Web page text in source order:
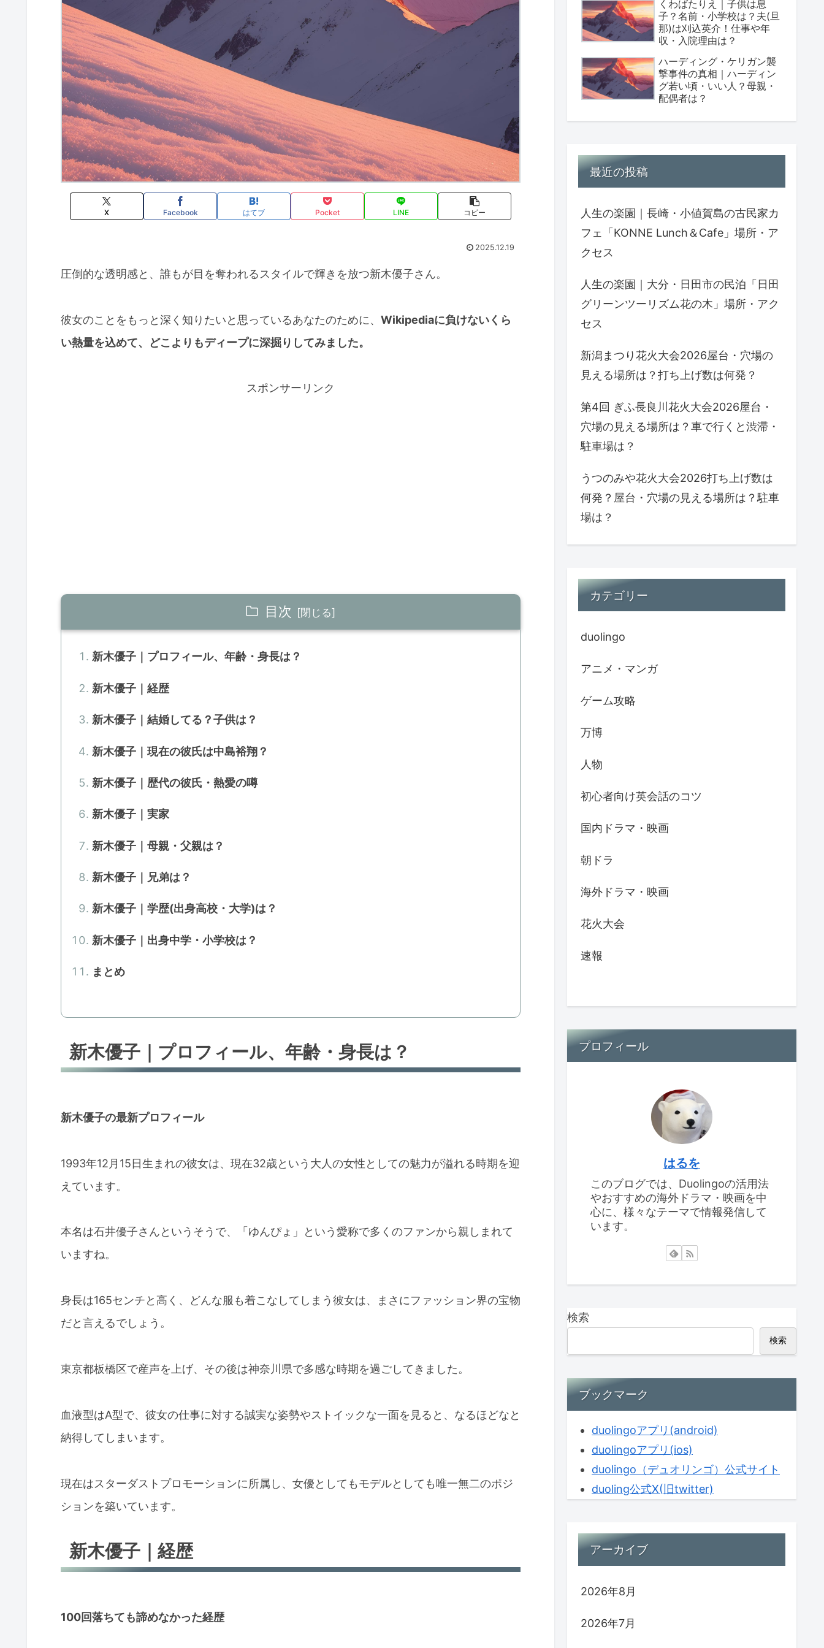
X Facebook はてブ Pocket LINE コピー
2025.12.19
圧倒的な透明感と、誰もが目を奪われるスタイルで輝きを放つ新木優子さん。
彼女のことをもっと深く知りたいと思っているあなたのために、 Wikipediaに負けないくら
い熱量を込めて、どこよりもディープに深掘りしてみました。
スポンサーリンク
目次
新木優子｜プロフィール、年齢・身長は？
新木優子｜経歴
新木優子｜結婚してる？子供は？
新木優子｜現在の彼氏は中島裕翔？
新木優子｜歴代の彼氏・熱愛の噂
新木優子｜実家
新木優子｜母親・父親は？
新木優子｜兄弟は？
新木優子｜学歴(出身高校・大学)は？
新木優子｜出身中学・小学校は？
まとめ
新木優子｜プロフィール、年齢・身長は？
新木優子の最新プロフィール
1993年12月15日生まれの彼女は、現在32歳という大人の女性としての魅力が溢れる時期を迎
えています。
本名は石井優子さんというそうで、「ゆんぴょ」という愛称で多くのファンから親しまれて
いますね。
身長は165センチと高く、どんな服も着こなしてしまう彼女は、まさにファッション界の宝物
だと言えるでしょう。
東京都板橋区で産声を上げ、その後は神奈川県で多感な時期を過ごしてきました。
血液型はA型で、彼女の仕事に対する誠実な姿勢やストイックな一面を見ると、なるほどなと
納得してしまいます。
現在はスターダストプロモーションに所属し、女優としてもモデルとしても唯一無二のポジ
ションを築いています。
新木優子｜経歴
100回落ちても諦めなかった経歴
くわばたりえ｜子供は息
子？名前・小学校は？夫(旦
那)は刈込英介！仕事や年
収・入院理由は？
ハーディング・ケリガン襲
撃事件の真相｜ハーディン
グ若い頃・いい人？母親・
配偶者は？
最近の投稿
人生の楽園｜長崎・小値賀島の古民家カ
フェ「KONNE Lunch＆Cafe」場所・ア
クセス
人生の楽園｜大分・日田市の民泊「日田
グリーンツーリズム花の木」場所・アク
セス
新潟まつり花火大会2026屋台・穴場の
見える場所は？打ち上げ数は何発？
第4回 ぎふ長良川花火大会2026屋台・
穴場の見える場所は？車で行くと渋滞・
駐車場は？
うつのみや花火大会2026打ち上げ数は
何発？屋台・穴場の見える場所は？駐車
場は？
カテゴリー
duolingo
アニメ・マンガ
ゲーム攻略
万博
人物
初心者向け英会話のコツ
国内ドラマ・映画
朝ドラ
海外ドラマ・映画
花火大会
速報
プロフィール
はるを
このブログでは、Duolingoの活用法
やおすすめの海外ドラマ・映画を中
心に、様々なテーマで情報発信して
います。
検索
検索
ブックマーク
duolingoアプリ(android)
duolingoアプリ(ios)
duolingo（デュオリンゴ）公式サイト
duoling公式X(旧twitter)
アーカイブ
2026年8月
2026年7月